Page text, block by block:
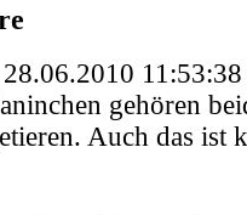
28.06.2010 11:53:38
gehören
Auch das ist